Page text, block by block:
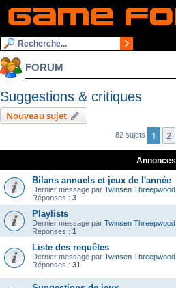
FORUM
Suggestions & critiques
Nouveau sujet
82 sujets 1 2
Annonces
Bilans annuels et jeux de l'année
Dernier message par Twinsen Threepwood
Réponses : 3
Playlists
Dernier message par Twinsen Threepwood
Réponses : 1
Liste des requêtes
Dernier message par Twinsen Threepwood
Réponses : 31